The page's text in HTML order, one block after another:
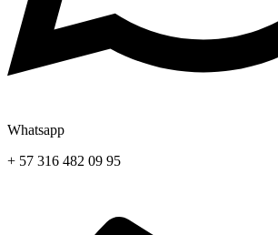
Whatsapp
+ 57 316 482 09 95